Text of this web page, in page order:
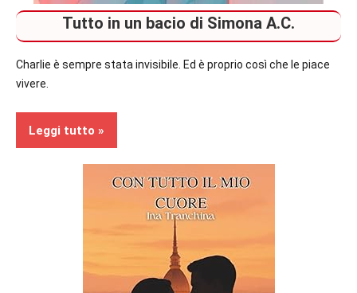
Tutto in un bacio di Simona A.C.
Charlie è sempre stata invisibile. Ed è proprio così che le piace
vivere.
Leggi tutto